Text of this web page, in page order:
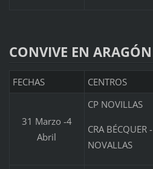
CONVIVE EN ARAGÓN
FECHAS CENTROS
31 Marzo -4
Abril
CP NOVILLAS
CRA BÉCQUER -
NOVALLAS